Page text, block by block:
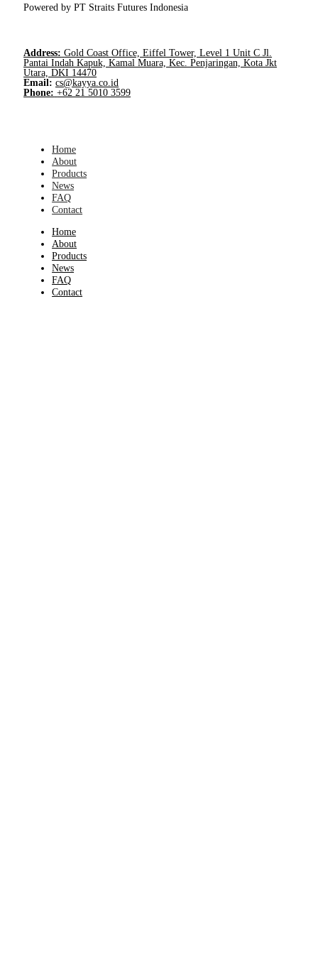
Powered by PT Straits Futures Indonesia
Address: Gold Coast Office, Eiffel Tower, Level 1 Unit C Jl.
Pantai Indah Kapuk, Kamal Muara, Kec. Penjaringan, Kota Jkt
Utara, DKI 14470
Email: cs@kayya.co.id
Phone: +62 21 5010 3599
Home
About
Products
News
FAQ
Contact
Home
About
Products
News
FAQ
Contact